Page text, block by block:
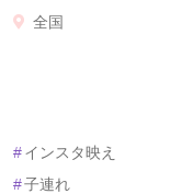
全国
#インスタ映え
#子連れ